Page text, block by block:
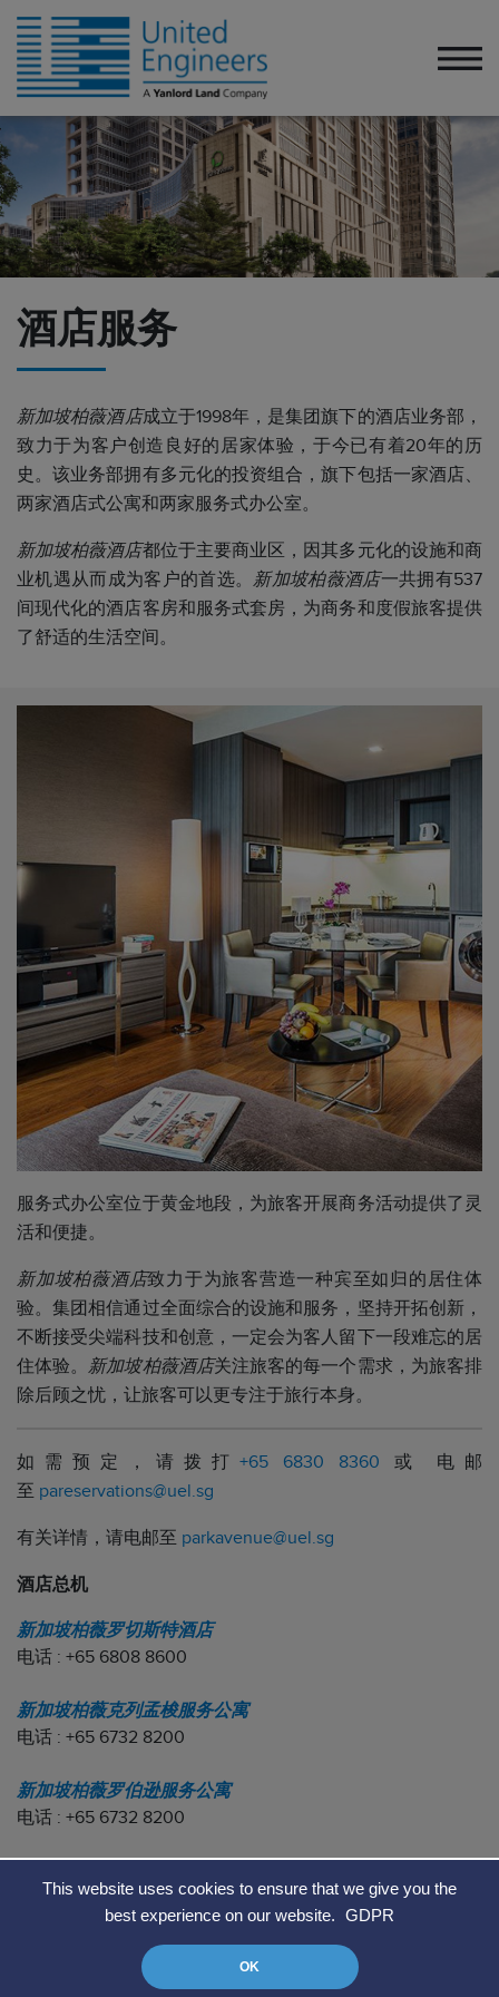
This website uses cookies to ensure that we give you the
best experience on our website.
GDPR
OK
酒店服务
新加坡柏薇酒店成立于1998年，是集团旗下的酒店业务部，
致力于为客户创造良好的居家体验，于今已有着20年的历
史。该业务部拥有多元化的投资组合，旗下包括一家酒店、
两家酒店式公寓和两家服务式办公室。
新加坡柏薇酒店都位于主要商业区，因其多元化的设施和商
业机遇从而成为客户的首选。新加坡柏薇酒店一共拥有537
间现代化的酒店客房和服务式套房，为商务和度假旅客提供
了舒适的生活空间。
服务式办公室位于黄金地段，为旅客开展商务活动提供了灵
活和便捷。
新加坡柏薇酒店致力于为旅客营造一种宾至如归的居住体
验。集团相信通过全面综合的设施和服务，坚持开拓创新，
不断接受尖端科技和创意，一定会为客人留下一段难忘的居
住体验。新加坡柏薇酒店关注旅客的每一个需求，为旅客排
除后顾之忧，让旅客可以更专注于旅行本身。
如需预定，请拨打 +65 6830 8360 或 电邮
至 pareservations@uel.sg
有关详情，请电邮至 parkavenue@uel.sg
酒店总机
新加坡柏薇罗切斯特酒店
电话 : +65 6808 8600
新加坡柏薇克列孟梭服务公寓
电话 : +65 6732 8200
新加坡柏薇罗伯逊服务公寓
电话 : +65 6732 8200
电话 : +65 6809 7288